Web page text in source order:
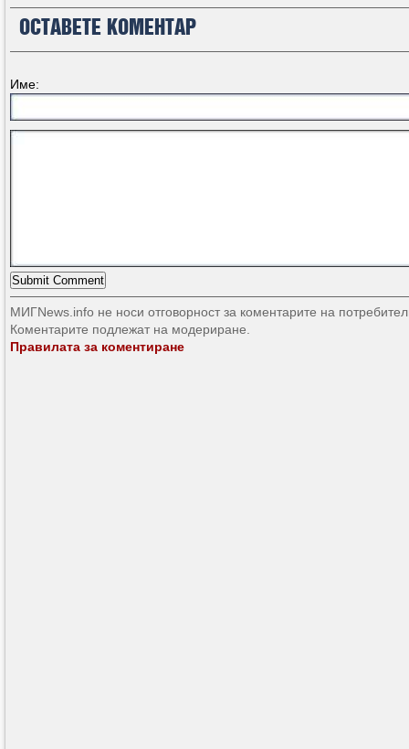
ОСТАВЕТЕ КОМЕНТАР
Име:
МИГNews.info не носи отговорност за коментарите на
Коментарите подлежат на модериране.
Правилата за коментиране